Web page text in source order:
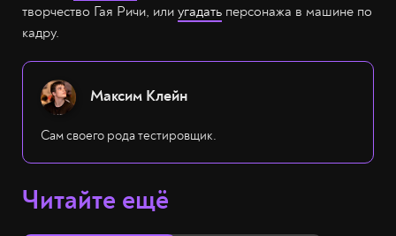
творчество Гая Ричи, или угадать персонажа в машине по
кадру.
Максим Клейн
Сам своего рода тестировщик.
Читайте ещё